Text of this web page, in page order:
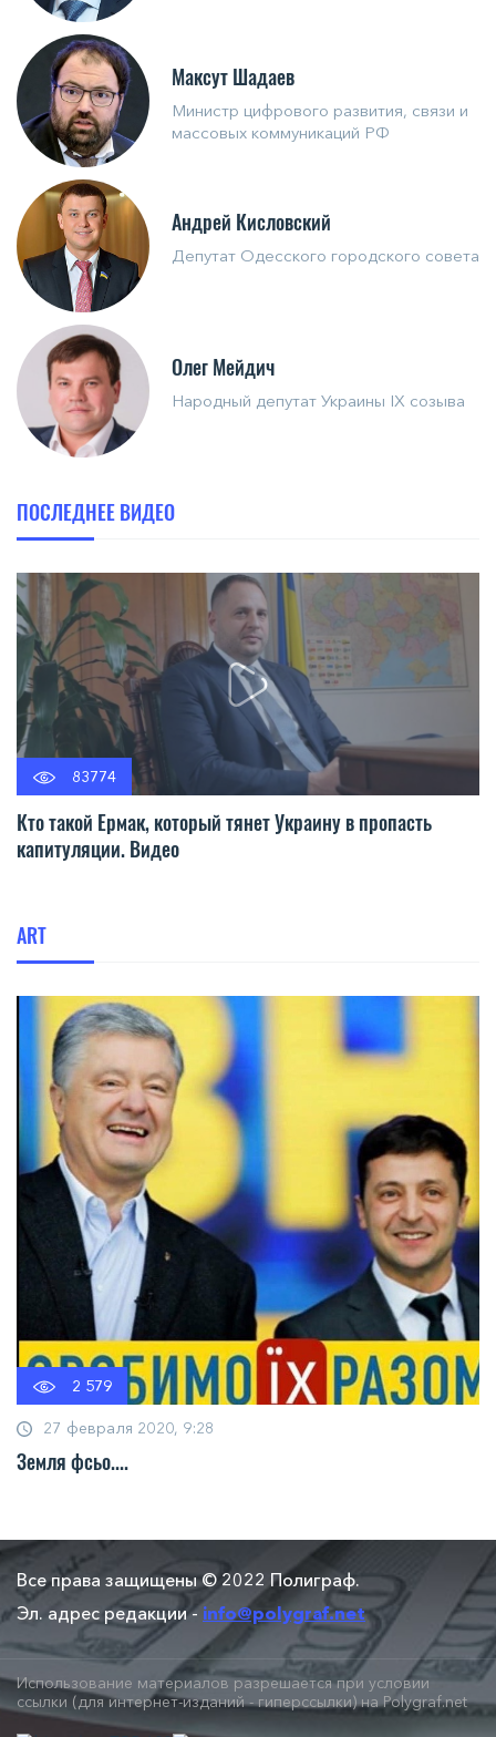
Максут Шадаев
Министр цифрового развития, связи и
массовых коммуникаций РФ
Андрей Кисловский
Депутат Одесского городского совета
Олег Мейдич
Народный депутат Украины IX созыва
ПОСЛЕДНЕЕ ВИДЕО
83774
Кто такой Ермак, который тянет Украину в пропасть
капитуляции. Видео
ART
2 579
27 февраля 2020, 9:28
Земля фсьо....
Все права защищены © 2022 Полиграф.
Эл. адрес редакции - info@polygraf.net
Использование материалов разрешается при условии
ссылки (для интернет-изданий - гиперссылки) на Polygraf.net